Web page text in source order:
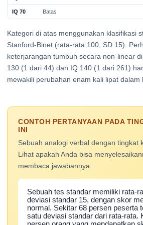
IQ 70 Batas
Kategori di atas menggunakan klasifikasi
Stanford-Binet (rata-rata 100, SD 15).
keterjarangan tumbuh secara non-linear
130 (1 dari 44) dan IQ 140 (1 dari 261)
mewakili perubahan enam kali lipat dalam
CONTOH PERTANYAAN PADA
INI
Sebuah analogi verbal dengan tingkat
Lihat apakah Anda bisa
membaca jawabannya.
Sebuah tes standar memiliki rata-
deviasi standar 15, dengan skor
normal. Sekitar 68 persen peserta
satu deviasi standar dari rata-rata.